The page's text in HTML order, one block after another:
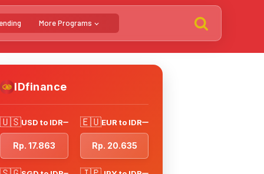
More Programs
IDfinance
🇺🇸USD to IDR
Rp. 17.863
🇪🇺EUR to IDR
Rp. 20.635